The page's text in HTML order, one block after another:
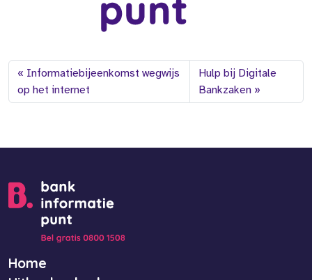
Informatiebijeenkomst wegwijs
op het internet
Hulp bij Digitale
Bankzaken
Home